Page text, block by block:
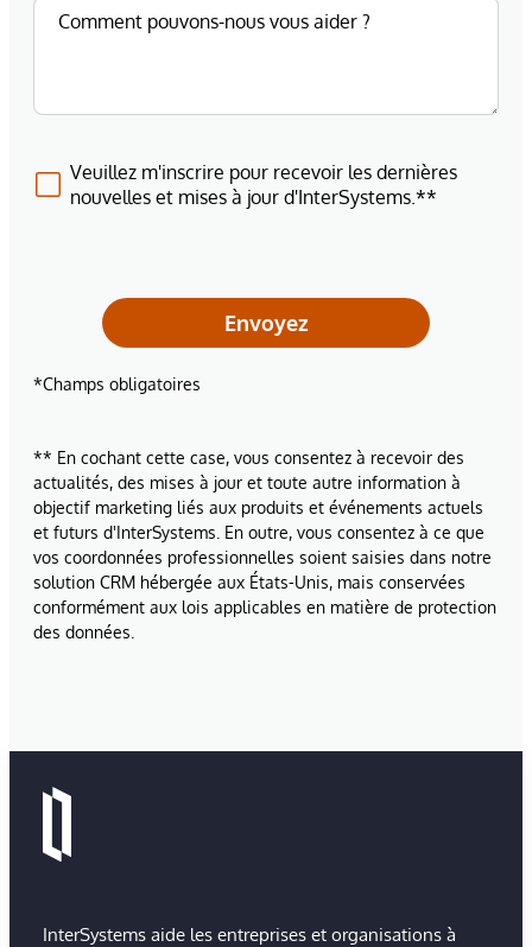
Veuillez m'inscrire pour recevoir les dernières
nouvelles et mises à jour d'InterSystems.**
Envoyez
*Champs obligatoires
** En cochant cette case, vous consentez à recevoir des
actualités, des mises à jour et toute autre information à
objectif marketing liés aux produits et événements actuels
et futurs d'InterSystems. En outre, vous consentez à ce que
vos coordonnées professionnelles soient saisies dans notre
solution CRM hébergée aux États-Unis, mais conservées
conformément aux lois applicables en matière de protection
des données.
InterSystems aide les entreprises et organisations à